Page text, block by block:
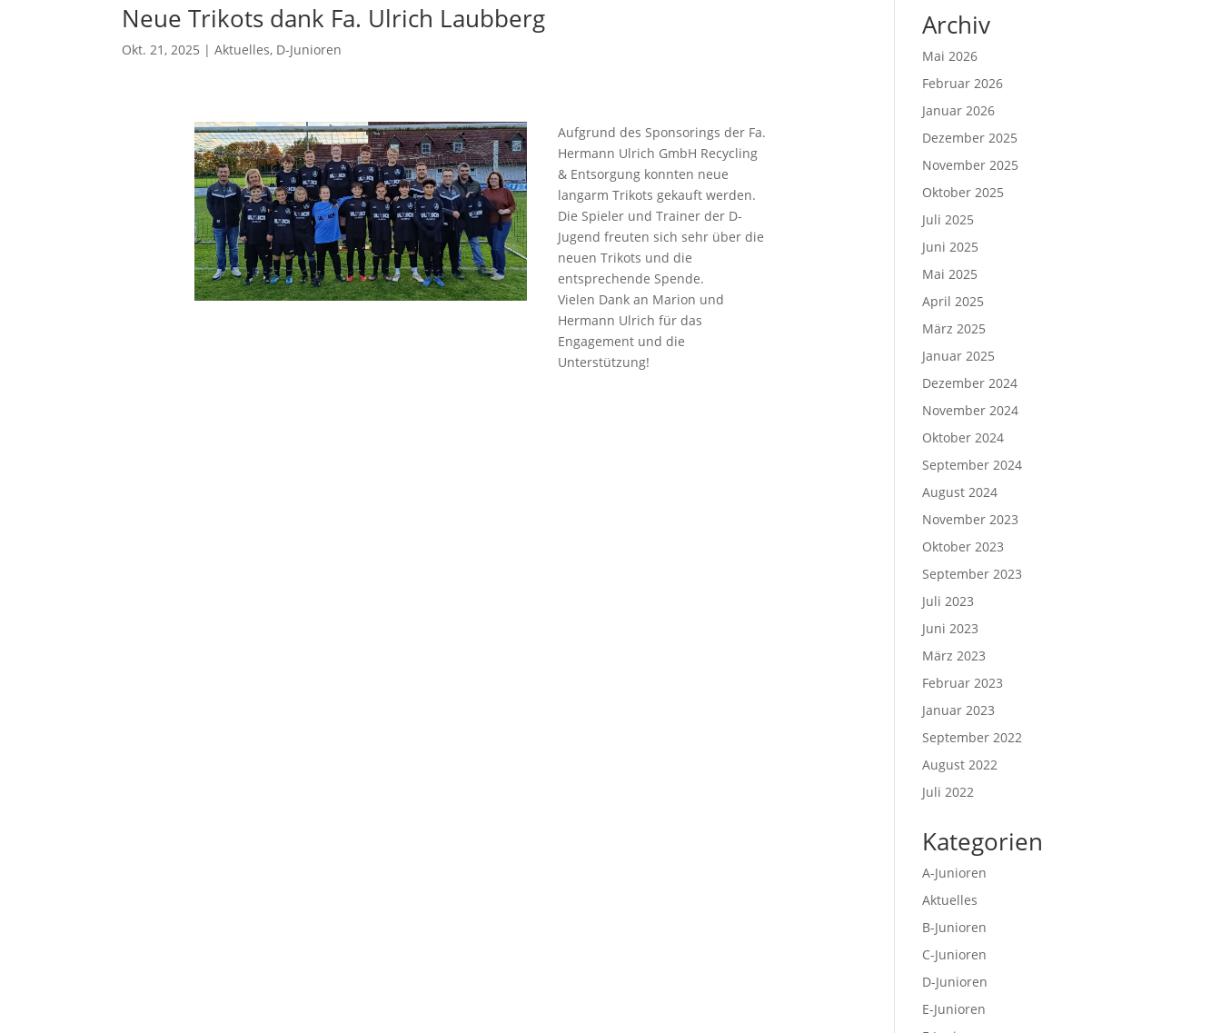
Neue Trikots dank Fa. Ulrich Laubberg
Okt. 21, 2025 |Aktuelles, D-Junioren
Aufgrund des Sponsorings der Fa.
Hermann Ulrich GmbH Recycling
& Entsorgung konnten neue
langarm Trikots gekauft werden.
Die Spieler und Trainer der D-
Jugend freuten sich sehr über die
neuen Trikots und die
entsprechende Spende.
Vielen Dank an Marion und
Hermann Ulrich für das
Engagement und die
Unterstützung!
Archiv
Mai 2026
Februar 2026
Januar 2026
Dezember 2025
November 2025
Oktober 2025
Juli 2025
Juni 2025
Mai 2025
April 2025
März 2025
Januar 2025
Dezember 2024
November 2024
Oktober 2024
September 2024
August 2024
November 2023
Oktober 2023
September 2023
Juli 2023
Juni 2023
März 2023
Februar 2023
Januar 2023
September 2022
August 2022
Juli 2022
Kategorien
A-Junioren
Aktuelles
B-Junioren
C-Junioren
D-Junioren
E-Junioren